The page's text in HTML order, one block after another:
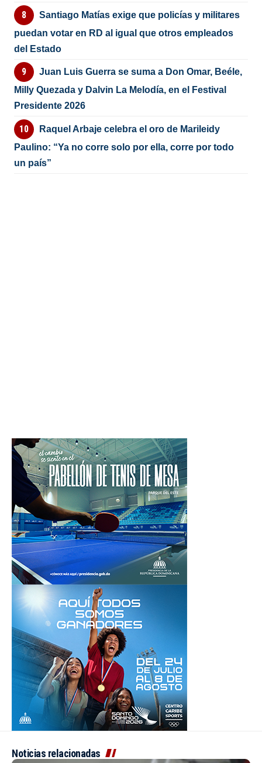
Santiago Matías exige que policías y militares
puedan votar en RD al igual que otros empleados
del Estado
Juan Luis Guerra se suma a Don Omar, Beéle,
Milly Quezada y Dalvin La Melodía, en el Festival
Presidente 2026
Raquel Arbaje celebra el oro de Marileidy
Paulino: “Ya no corre solo por ella, corre por todo
un país”
Noticias relacionadas